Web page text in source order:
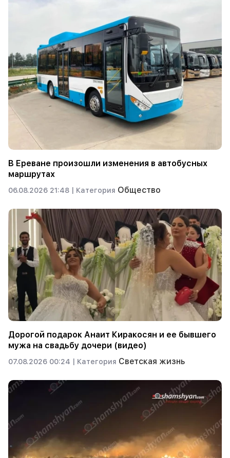
В Ереване произошли изменения в автобусных
маршрутах
06.08.2026 21:48 | Категория Общество
Дорогой подарок Анаит Киракосян и ее бывшего
мужа на свадьбу дочери (видео)
07.08.2026 00:24 | Категория Светская жизнь